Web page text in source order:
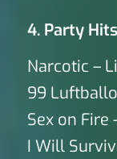
4. Party
Narcotic –
99
Sex on Fire
I Will